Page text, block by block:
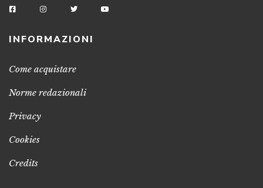
INFORMAZIONI
Come acquistare
Norme redazionali
Privacy
Cookies
Credits